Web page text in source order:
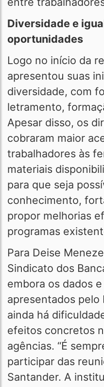
Diversidade e
oportunidades
Logo no início da
apresentou suas
diversidade, com
letramento,
Apesar disso, os
cobraram maior
trabalhadores às
materiais
para que seja
conhecimento,
propor melhorias
programas
Para Deise
Sindicato dos
embora os dados
apresentados pelo
ainda há
efeitos concretos
agências. “É
participar das
Santander. A